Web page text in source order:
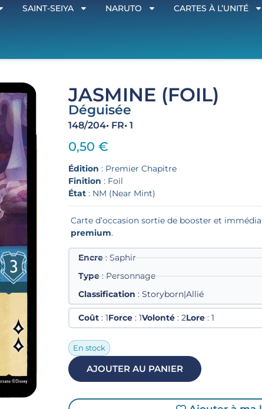
SAINT-SEIYA NARUTO CARTES À L’UNITÉ
JASMINE (FOIL)
Déguisée
148/204• FR• 1
0,50€
Édition : Premier Chapitre
Finition : Foil
État : NM (Near Mint)
Carte d’occasion sortie de booster et
premium.
Encre: Saphir
Type: Personnage
Classification : Storyborn|Allié
Coût : 1Force : 1Volonté : 2Lore : 1
En stock
AJOUTER AU PANIER